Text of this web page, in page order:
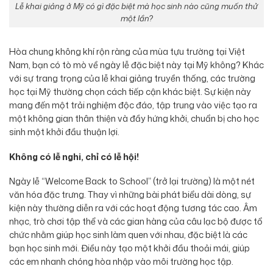
Lễ khai giảng ở Mỹ có gì đặc biệt mà học sinh nào cũng muốn thử
một lần?
Hòa chung không khí rộn ràng của mùa tựu trường tại Việt
Nam, bạn có tò mò về ngày lễ đặc biệt này tại Mỹ không? Khác
với sự trang trọng của lễ khai giảng truyền thống, các trường
học tại Mỹ thường chọn cách tiếp cận khác biệt. Sự kiện này
mang đến một trải nghiệm độc đáo, tập trung vào việc tạo ra
một không gian thân thiện và đầy hứng khởi, chuẩn bị cho học
sinh một khởi đầu thuận lợi.
Không có lễ nghi, chỉ có lễ hội!
Ngày lễ “Welcome Back to School” (trở lại trường) là một nét
văn hóa đặc trưng. Thay vì những bài phát biểu dài dòng, sự
kiện này thường diễn ra với các hoạt động tương tác cao. Âm
nhạc, trò chơi tập thể và các gian hàng của câu lạc bộ được tổ
chức nhằm giúp học sinh làm quen với nhau, đặc biệt là các
bạn học sinh mới. Điều này tạo một khởi đầu thoải mái, giúp
các em nhanh chóng hòa nhập vào môi trường học tập.